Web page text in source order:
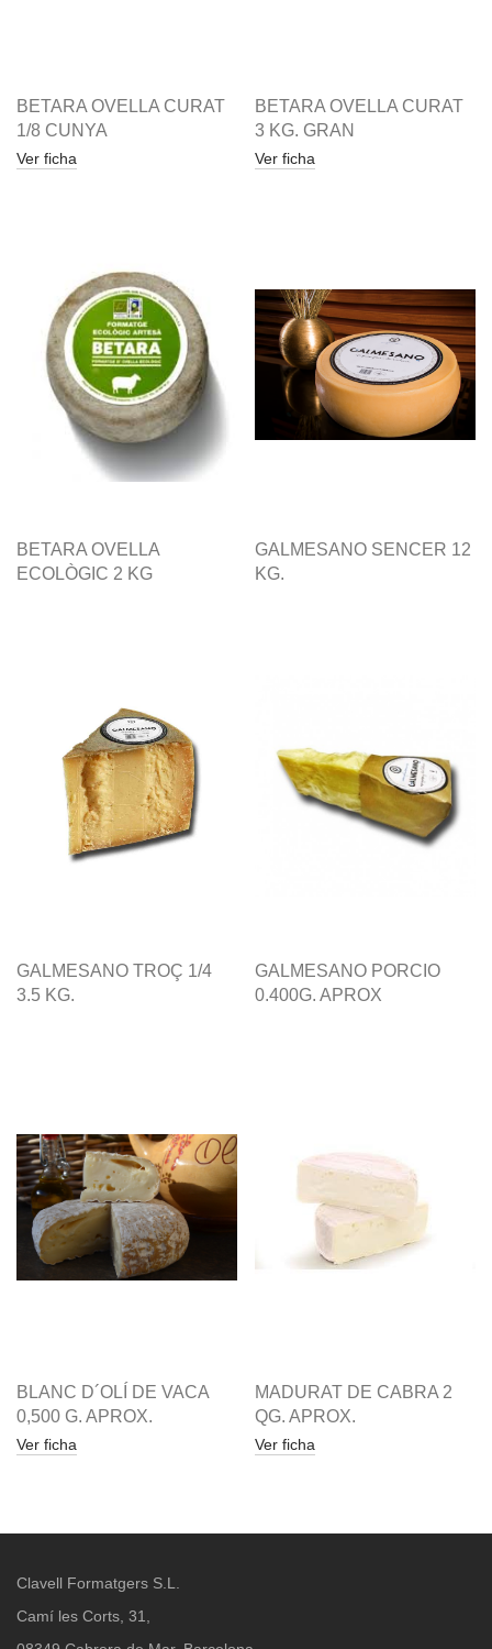
BETARA OVELLA CURAT
1/8 CUNYA
Ver ficha
BETARA OVELLA CURAT
3 KG. GRAN
Ver ficha
BETARA OVELLA
ECOLÒGIC 2 KG
GALMESANO SENCER 12
KG.
GALMESANO TROÇ 1/4
3.5 KG.
GALMESANO PORCIO
0.400G. APROX
BLANC D´OLÍ DE VACA
0,500 G. APROX.
Ver ficha
MADURAT DE CABRA 2
QG. APROX.
Ver ficha
Clavell Formatgers S.L.
Camí les Corts, 31,